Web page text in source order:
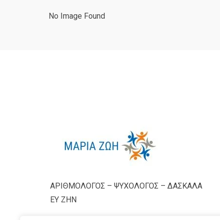
No Image Found
ΑΡΙΘΜΟΛΟΓΟΣ – ΨΥΧΟΛΟΓΟΣ – ΔΑΣΚΑΛΑ
ΕΥ ΖΗΝ